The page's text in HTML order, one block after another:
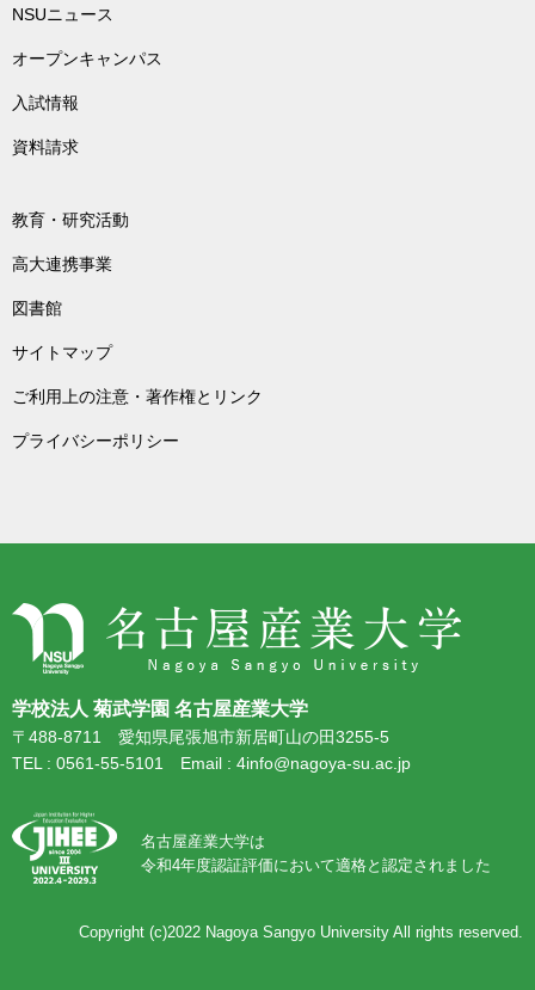
NSUニュース
オープンキャンパス
入試情報
資料請求
教育・研究活動
高大連携事業
図書館
サイトマップ
ご利用上の注意・著作権とリンク
プライバシーポリシー
学校法人 菊武学園 名古屋産業大学
〒488-8711 愛知県尾張旭市新居町山の田3255-5
TEL : 0561-55-5101 Email : 4info@nagoya-su.ac.jp
名古屋産業大学は
令和4年度認証評価において適格と認定されました
Copyright (c)2022 Nagoya Sangyo University All rights reserved.